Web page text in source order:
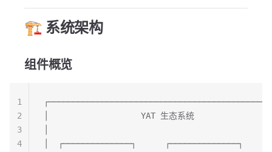
🏗️ 系统架构
组件概览
│                   YAT 生态系统
│  ┌──────────────┐      ┌──────────────┐
1
2
3
4